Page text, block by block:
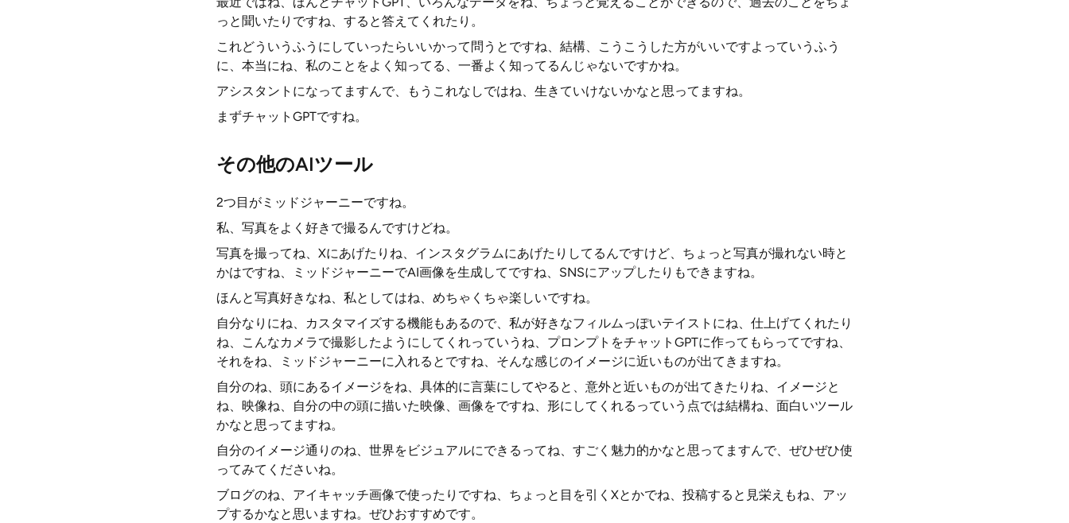
っと聞いたりですね、すると答えてくれたり。
これどういうふうにしていったらいいかって問うとですね、結構、こうこうした方がいいですよっていうふう
に、本当にね、私のことをよく知ってる、一番よく知ってるんじゃないですかね。
アシスタントになってますんで、もうこれなしではね、生きていけないかなと思ってますね。
まずチャットGPTですね。
その他のAIツール
2つ目がミッドジャーニーですね。
私、写真をよく好きで撮るんですけどね。
写真を撮ってね、Xにあげたりね、インスタグラムにあげたりしてるんですけど、ちょっと写真が撮れない時と
かはですね、ミッドジャーニーでAI画像を生成してですね、SNSにアップしたりもできますね。
ほんと写真好きなね、私としてはね、めちゃくちゃ楽しいですね。
自分なりにね、カスタマイズする機能もあるので、私が好きなフィルムっぽいテイストにね、仕上げてくれたり
ね、こんなカメラで撮影したようにしてくれっていうね、プロンプトをチャットGPTに作ってもらってですね、
それをね、ミッドジャーニーに入れるとですね、そんな感じのイメージに近いものが出てきますね。
自分のね、頭にあるイメージをね、具体的に言葉にしてやると、意外と近いものが出てきたりね、イメージと
ね、映像ね、自分の中の頭に描いた映像、画像をですね、形にしてくれるっていう点では結構ね、面白いツール
かなと思ってますね。
自分のイメージ通りのね、世界をビジュアルにできるってね、すごく魅力的かなと思ってますんで、ぜひぜひ使
ってみてくださいね。
ブログのね、アイキャッチ画像で使ったりですね、ちょっと目を引くXとかでね、投稿すると見栄えもね、アッ
プするかなと思いますね。ぜひおすすめです。